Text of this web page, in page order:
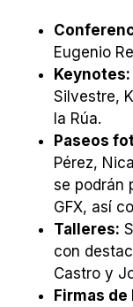
Eugenio
Keynotes:
Silvestre,
la Rúa.
Paseos
Pérez,
se podrán
GFX, así
Talleres:
con
Castro y
Firmas de